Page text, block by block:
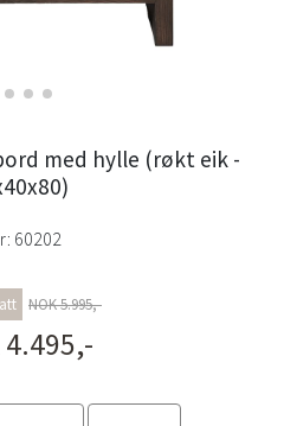
med hylle (røkt eik -
60202
NOK 5.995,-
4.495,-